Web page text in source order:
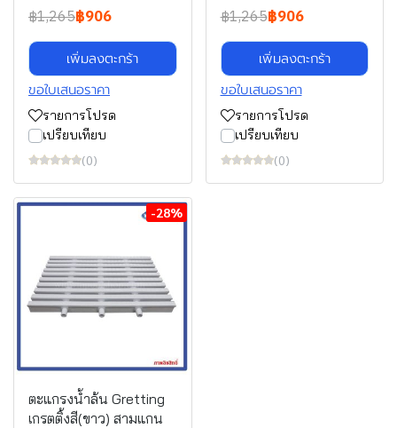
฿1,265฿906
เพิ่มลงตะกร้า
ขอใบเสนอราคา
รายการโปรด
เปรียบเทียบ
(0)
฿1,265฿906
เพิ่มลงตะกร้า
ขอใบเสนอราคา
รายการโปรด
เปรียบเทียบ
(0)
-28%
ตะแกรงน้ำล้น Gretting
เกรตติ้งสี(ขาว) สามแกน